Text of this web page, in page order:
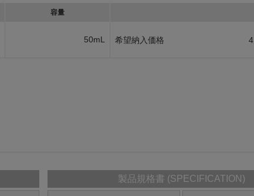
容量
50mL 希望納入価格
製品規格書 (SPECIFICATION)